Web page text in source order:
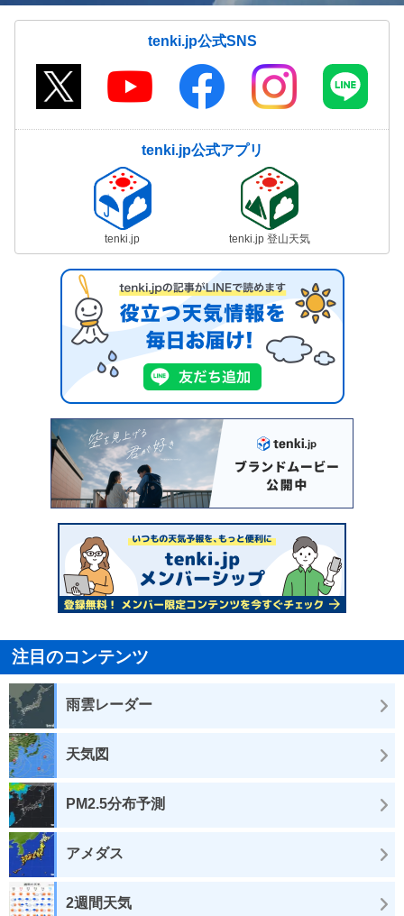
tenki.jp公式SNS
tenki.jp公式アプリ
tenki.jp tenki.jp 登山天気
注目のコンテンツ
雨雲レーダー
天気図
PM2.5分布予測
アメダス
2週間天気